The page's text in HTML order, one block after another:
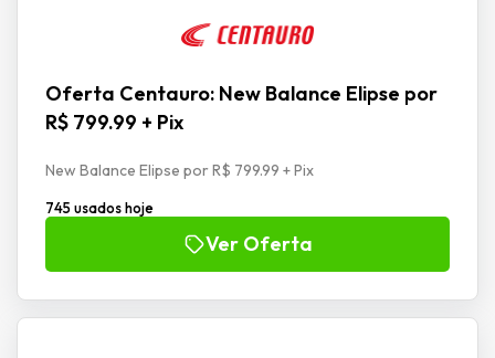
Oferta Centauro: New Balance Elipse por
R$ 799.99 + Pix
New Balance Elipse por R$ 799.99 + Pix
745 usados hoje
Ver Oferta